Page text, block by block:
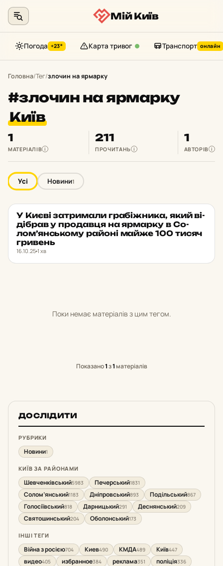
Мій Київ
Погода +23° Карта тривог Транспорт онлайн
Головна/Тег/злочин на ярмарку
#злочин на ярмарку
Київ
1
МАТЕРІАЛІВ i
211
ПРОЧИТАНЬ i
1
АВТОРІВ i
Усі Новини1
НОВИНИ ★ ОБРАНЕ
У Києві зат­ри­ма­ли гра­біж­ни­ка, який ві­
д­іб­рав у про­дав­ця на яр­мар­ку в Со­
лом’ян­сько­му районі майже 100 тисяч
гри­вень
16.10.25 1 хв
Поки немає матеріалів з цим тегом.
Показано1з1матеріалів
ДОСЛІДИТИ
РУБРИКИ
Новини1
КИЇВ ЗА РАЙОНАМИ
Шевченківський5983 Печерський1831
Солом’янський1183 Дніпровський893 Подільський867
Голосіївський818 Дарницький291 Деснянський209
Святошинський204 Оболонський173
ІНШІ ТЕГИ
Війна з росією704 Киев490 КМДА489 Київ447
видео405 избранное384 реклама351 поліція336